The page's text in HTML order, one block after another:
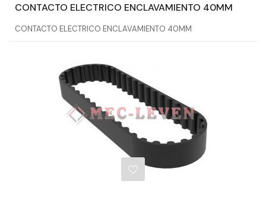
CONTACTO ELECTRICO ENCLAVAMIENTO 40MM
CONTACTO ELECTRICO ENCLAVAMIENTO 40MM